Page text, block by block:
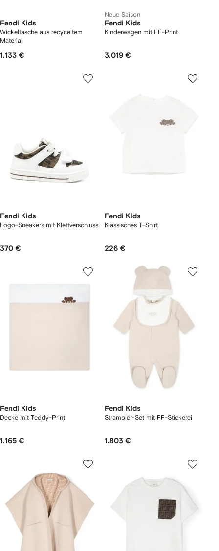
Fendi Kids
Wickeltasche aus recyceltem
Material
1.133 €
Neue Saison
Fendi Kids
Kinderwagen mit FF-Print
3.019 €
Fendi Kids
Logo-Sneakers mit Klettverschluss
370 €
Fendi Kids
Klassisches T-Shirt
226 €
Fendi Kids
Decke mit Teddy-Print
1.165 €
Fendi Kids
Strampler-Set mit FF-Stickerei
1.803 €